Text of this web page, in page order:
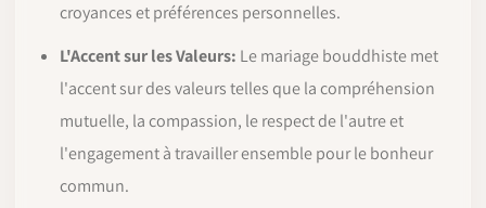
croyances et préférences personnelles.
L'Accent sur les Valeurs: Le mariage bouddhiste met
l'accent sur des valeurs telles que la compréhension
mutuelle, la compassion, le respect de l'autre et
l'engagement à travailler ensemble pour le bonheur
commun.